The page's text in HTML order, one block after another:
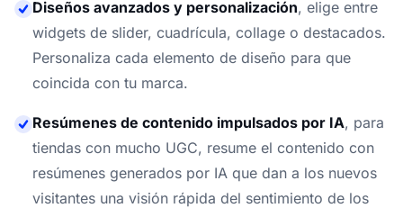
Diseños avanzados y personalización, elige entre
widgets de slider, cuadrícula, collage o destacados.
Personaliza cada elemento de diseño para que
coincida con tu marca.
Resúmenes de contenido impulsados por IA, para
tiendas con mucho UGC, resume el contenido con
resúmenes generados por IA que dan a los nuevos
visitantes una visión rápida del sentimiento de los